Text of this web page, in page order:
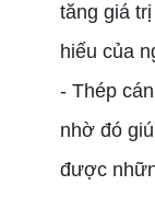
tăng giá
hiếu của
- Thép
nhờ đó
được